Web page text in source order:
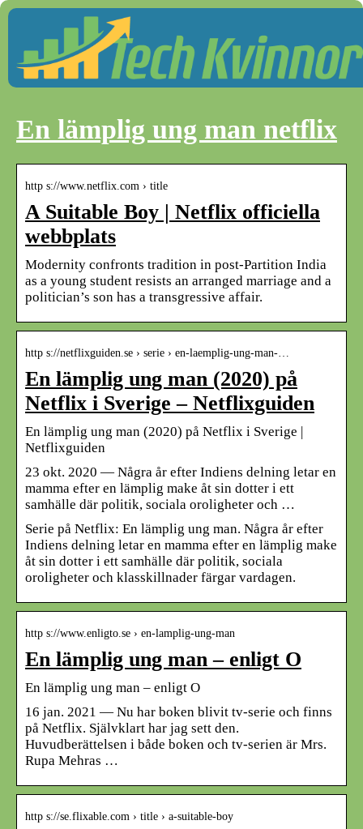
En lämplig ung man netflix
http s://www.netflix.com › title
A Suitable Boy | Netflix officiella
webbplats
Modernity confronts tradition in post-Partition India
as a young student resists an arranged marriage and a
politician’s son has a transgressive affair.
http s://netflixguiden.se › serie › en-laemplig-ung-man-…
En lämplig ung man (2020) på
Netflix i Sverige – Netflixguiden
En lämplig ung man (2020) på Netflix i Sverige |
Netflixguiden
23 okt. 2020 — Några år efter Indiens delning letar en
mamma efter en lämplig make åt sin dotter i ett
samhälle där politik, sociala oroligheter och …
Serie på Netflix: En lämplig ung man. Några år efter
Indiens delning letar en mamma efter en lämplig make
åt sin dotter i ett samhälle där politik, sociala
oroligheter och klasskillnader färgar vardagen.
http s://www.enligto.se › en-lamplig-ung-man
En lämplig ung man – enligt O
En lämplig ung man – enligt O
16 jan. 2021 — Nu har boken blivit tv-serie och finns
på Netflix. Självklart har jag sett den.
Huvudberättelsen i både boken och tv-serien är Mrs.
Rupa Mehras …
http s://se.flixable.com › title › a-suitable-boy